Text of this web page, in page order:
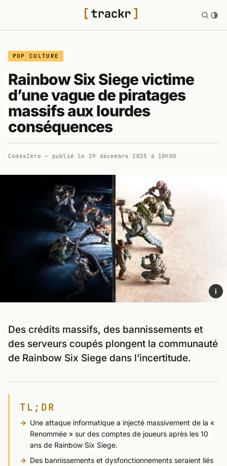
POP CULTURE
Rainbow Six Siege victime
d’une vague de piratages
massifs aux lourdes
conséquences
CodexZéro — publié le 29 décembre 2025 à 10h00
i
Des crédits massifs, des bannissements et
des serveurs coupés plongent la communauté
de Rainbow Six Siege dans l’incertitude.
TL;DR
Une attaque informatique a injecté massivement de la «
Renommée » sur des comptes de joueurs après les 10
ans de Rainbow Six Siege.
Des bannissements et dysfonctionnements seraient liés